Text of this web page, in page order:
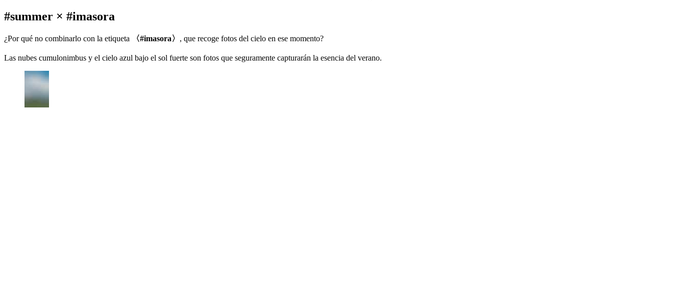
#summer × #imasora
¿Por qué no combinarlo con la etiqueta 〈#imasora〉 , que recoge fotos del cielo en ese momento?
Las nubes cumulonimbus y el cielo azul bajo el sol fuerte son fotos que seguramente capturarán la esencia del verano.